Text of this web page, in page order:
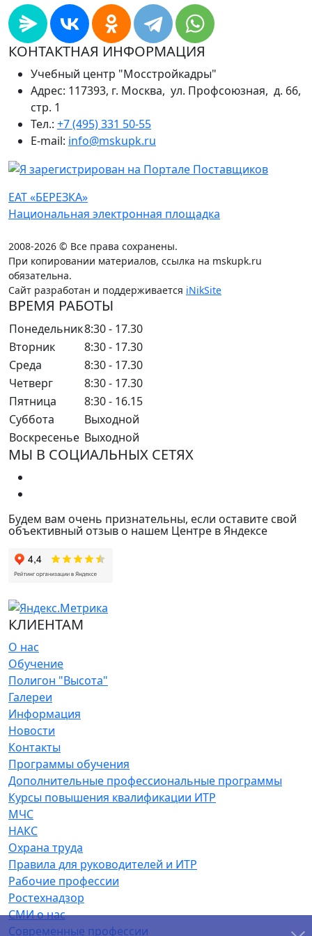
КОНТАКТНАЯ ИНФОРМАЦИЯ
Учебный центр "Мосстройкадры"
Адрес: 117393, г. Москва, ул. Профсоюзная, д. 66,
стр. 1
Тел.: +7 (495) 331 50-55
E-mail: info@mskupk.ru
ЕАТ «БЕРЕЗКА»
Национальная электронная площадка
2008-2026 © Все права сохранены.
При копировании материалов, ссылка на mskupk.ru
обязательна.
Сайт разработан и поддерживается iNikSite
ВРЕМЯ РАБОТЫ
Понедельник8:30 - 17.30
Вторник
8:30 - 17.30
Среда
8:30 - 17.30
Четверг
8:30 - 17.30
Пятница
8:30 - 16.15
Суббота
Выходной
Воскресенье Выходной
МЫ В СОЦИАЛЬНЫХ СЕТЯХ
Будем вам очень признательны, если оставите свой
объективный отзыв о нашем Центре в Яндексе
КЛИЕНТАМ
О нас
Обучение
Полигон "Высота"
Галереи
Информация
Новости
Контакты
Программы обучения
Дополнительные профессиональные программы
Курсы повышения квалификации ИТР
МЧС
НАКС
Охрана труда
Правила для руководителей и ИТР
Рабочие профессии
Ростехнадзор
СМИ о нас
Современные профессии